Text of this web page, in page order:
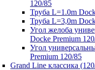
120/85
Труба L=1.0m
Труба L=3,0m
Угол желоба
Docke Premium
Угол
Premium 120/85
Grand Line классика